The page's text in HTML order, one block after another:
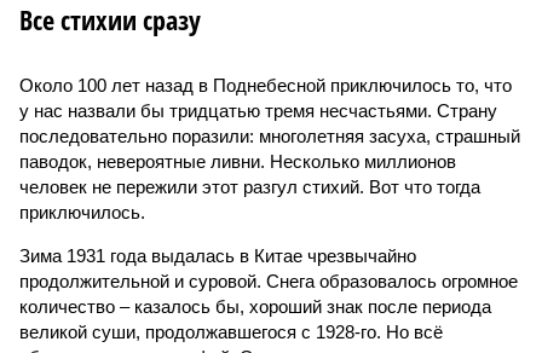
Все стихии сразу
Около 100 лет назад в Поднебесной приключилось то, что
у нас назвали бы тридцатью тремя несчастьями. Страну
последовательно поразили: многолетняя засуха, страшный
паводок, невероятные ливни. Несколько миллионов
человек не пережили этот разгул стихий. Вот что тогда
приключилось.
Зима 1931 года выдалась в Китае чрезвычайно
продолжительной и суровой. Снега образовалось огромное
количество – казалось бы, хороший знак после периода
великой суши, продолжавшегося с 1928-го. Но всё